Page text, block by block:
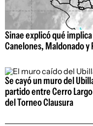
Sinae explicó qué
Canelones, Maldonado y
Se cayó un muro del
partido entre Cerro
del Torneo Clausura